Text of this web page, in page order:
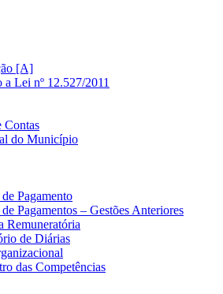
[A]
a Lei nº 12.527/2011
Contas
do Município
Pagamento
Pagamentos – Gestões Anteriores
Remuneratória
de Diárias
das Competências